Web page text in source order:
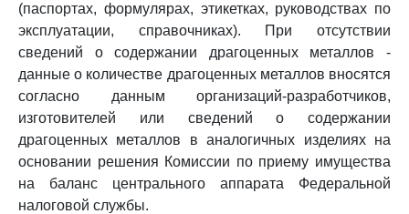
(паспортах, формулярах, этикетках, руководствах по
эксплуатации, справочниках). При отсутствии
сведений о содержании драгоценных металлов -
данные о количестве драгоценных металлов вносятся
согласно данным организаций-разработчиков,
изготовителей или сведений о содержании
драгоценных металлов в аналогичных изделиях на
основании решения Комиссии по приему имущества
на баланс центрального аппарата Федеральной
налоговой службы.